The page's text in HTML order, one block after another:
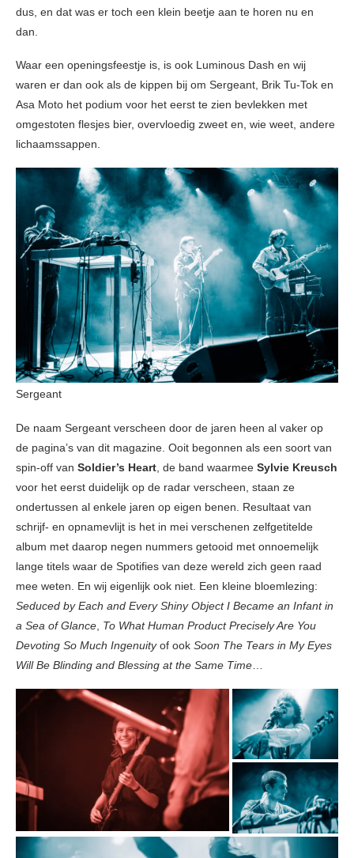
dus, en dat was er toch een klein beetje aan te horen nu en
dan.
Waar een openingsfeestje is, is ook Luminous Dash en wij
waren er dan ook als de kippen bij om Sergeant, Brik Tu-Tok en
Asa Moto het podium voor het eerst te zien bevlekken met
omgestoten flesjes bier, overvloedig zweet en, wie weet, andere
lichaamssappen.
Sergeant
De naam Sergeant verscheen door de jaren heen al vaker op
de pagina’s van dit magazine. Ooit begonnen als een soort van
spin-off van Soldier’s Heart , de band waarmee Sylvie Kreusch
voor het eerst duidelijk op de radar verscheen, staan ze
ondertussen al enkele jaren op eigen benen. Resultaat van
schrijf- en opnamevlijt is het in mei verschenen zelfgetitelde
album met daarop negen nummers getooid met onnoemelijk
lange titels waar de Spotifies van deze wereld zich geen raad
mee weten. En wij eigenlijk ook niet. Een kleine bloemlezing:
Seduced by Each and Every Shiny Object I Became an Infant in
a Sea of Glance To What Human Product Precisely Are You
Devoting So Much Ingenuityof ook Soon The Tears in My Eyes
Will Be Blinding and Blessing at the Same Time